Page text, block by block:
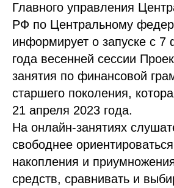
Главного управления
РФ по Центральному
информирует о запуске с 7
года весенней сессии
занятия по финансовой
старшего поколения,
21 апреля 2023 года.
На онлайн-занятиях
свободнее
накопления и
средств, сравнивать и